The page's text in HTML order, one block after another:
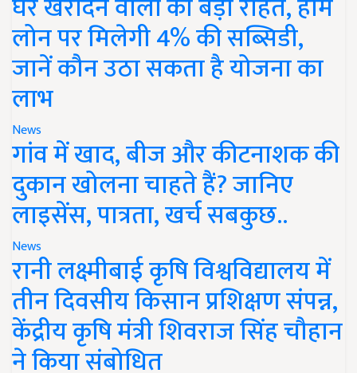
लोन पर मिलेगी 4% की सब्सिडी,
जानें कौन उठा सकता है योजना का
लाभ
News
गांव में खाद, बीज और कीटनाशक की
दुकान खोलना चाहते हैं? जानिए
लाइसेंस, पात्रता, खर्च सबकुछ..
News
रानी लक्ष्मीबाई कृषि विश्वविद्यालय में
तीन दिवसीय किसान प्रशिक्षण संपन्न,
केंद्रीय कृषि मंत्री शिवराज सिंह चौहान
ने किया संबोधित